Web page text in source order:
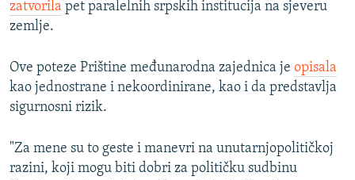
zatvorila pet paralelnih srpskih institucija na sjeveru
zemlje.
Ove poteze Prištine međunarodna zajednica je opisala
kao jednostrane i nekoordinirane, kao i da predstavlja
sigurnosni rizik.
"Za mene su to geste i manevri na unutarnjopolitičkoj
razini, koji mogu biti dobri za političku sudbinu